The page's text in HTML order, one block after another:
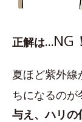
正解は…NG！
夏ほど紫外
ちになるのが
与え、ハリの